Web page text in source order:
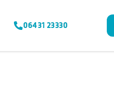
06431 23330